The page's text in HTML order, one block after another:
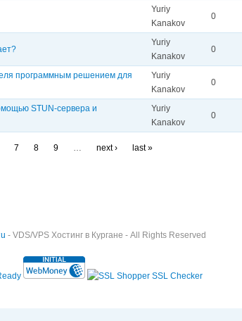
Yuriy
Kanakov
0
Yuriy
Kanakov
0
программным решением для
Yuriy
Kanakov
0
STUN-сервера и
Yuriy
Kanakov
0
7 8 9 … next › last »
- VDS/VPS Хостинг в Кургане - All Rights Reserved